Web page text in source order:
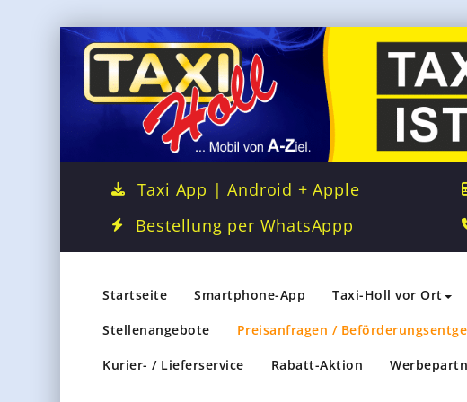
Taxi App | Android + Apple
Bestellung per WhatsAppp
Startseite Smartphone-App Taxi-Holl vor Ort
Stellenangebote Preisanfragen /
Kurier- / Lieferservice Rabatt-Aktion